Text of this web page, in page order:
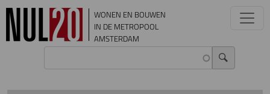
Overslaan en naar de inhoud gaan
WONEN EN BOUWEN
IN DE METROPOOL
AMSTERDAM